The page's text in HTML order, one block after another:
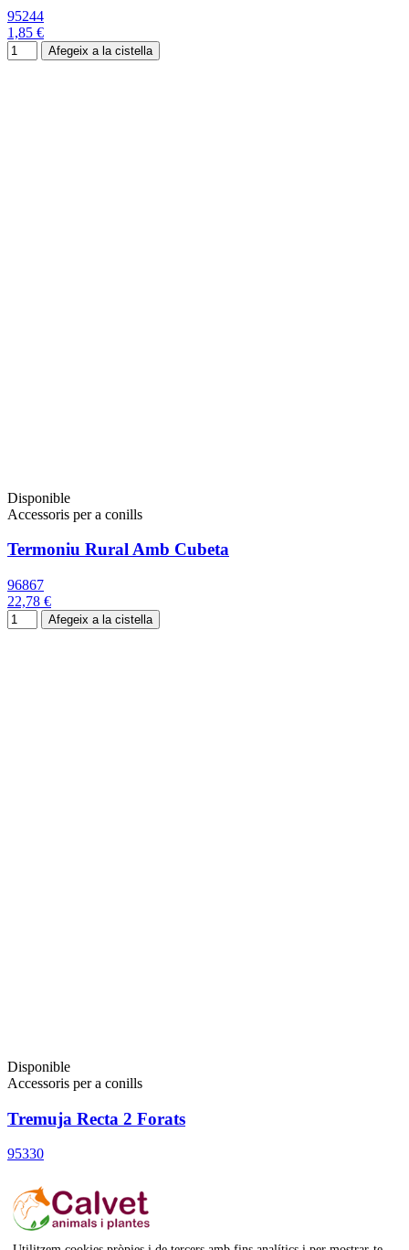
95244
1,85 €
Afegeix a la cistella
Disponible
Accessoris per a conills
Termoniu Rural Amb Cubeta
96867
22,78 €
Afegeix a la cistella
Disponible
Accessoris per a conills
Tremuja Recta 2 Forats
95330
Afegeix a la cistella